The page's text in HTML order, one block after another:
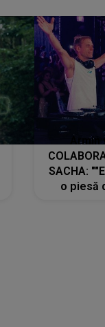
SACHA:
o piesă